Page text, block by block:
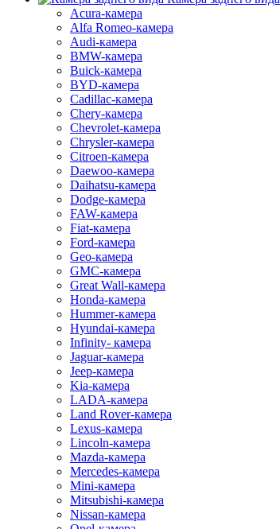
Acura-камера
Alfa Romeo-камера
Audi-камера
BMW-камера
Buick-камера
BYD-камера
Cadillac-камера
Chery-камера
Chevrolet-камера
Chrysler-камера
Citroen-камера
Daewoo-камера
Daihatsu-камера
Dodge-камера
FAW-камера
Fiat-камера
Ford-камера
Geo-камера
GMC-камера
Great Wall-камера
Honda-камера
Hummer-камера
Hyundai-камера
Infinity- камера
Jaguar-камера
Jeep-камера
Kia-камера
LADA-камера
Land Rover-камера
Lexus-камера
Lincoln-камера
Mazda-камера
Mercedes-камера
Mini-камера
Mitsubishi-камера
Nissan-камера